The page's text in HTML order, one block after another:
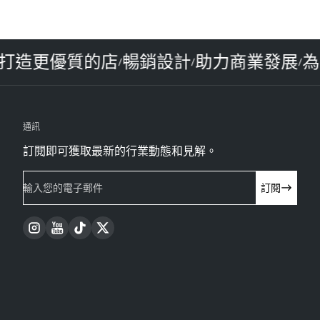
/打造更優質的店/暢銷設計/助力商業發展
通訊
訂閱即可獲取最新的行業動態和見解。
輸入您的電子郵件 訂閱
InstagramYouTube